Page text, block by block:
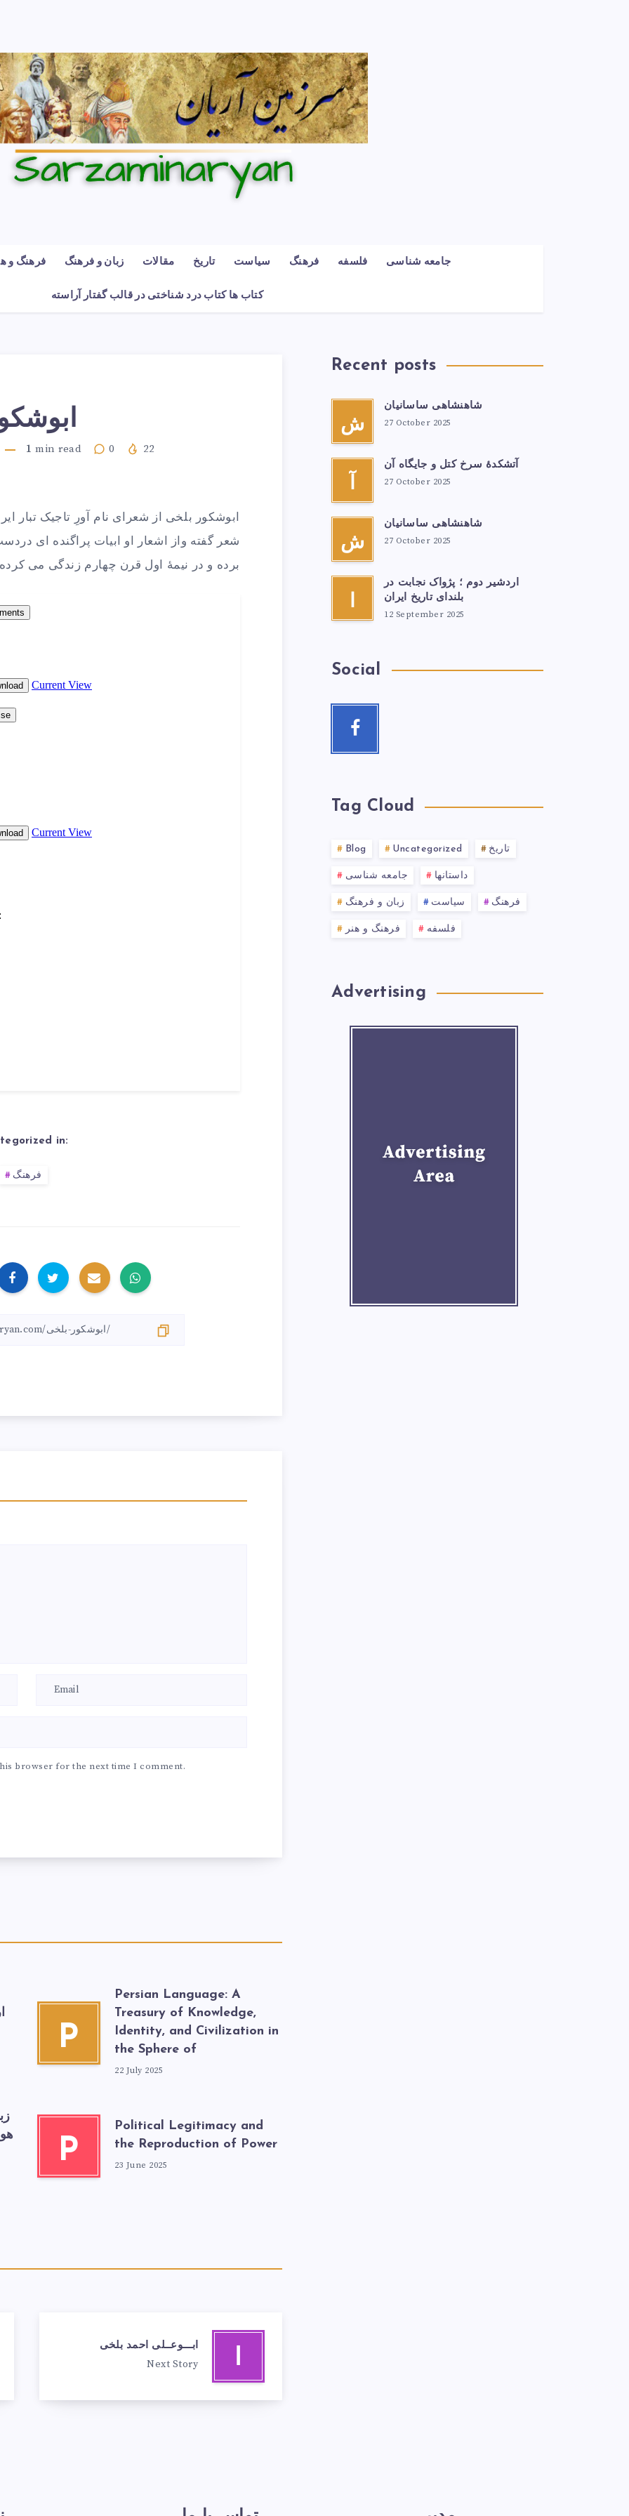
فرهنگ و زبان و فرهنگ مقالات تاریخ سیاست فرهنگ فلسفه جامعه شناسی
کتاب ها کتاب درد شناختی در قالب گفتار آراسته
1 min read 0 22
ابوشکور بلخی از شعرای نام ‌آورِ تاجیک تبار
شعر گفته واز اشعار او ابیات پراگنده ای
برده و در نیمۀ اول قرن چهارم زندگی می
in:
فرهنگ
browser for the next time I comment.
P
Persian Language: A
Treasury of Knowledge,
Identity, and Civilization in
the Sphere of
22 July 2025
P
Political Legitimacy and
the Reproduction of Power
23 June 2025
ا
ابـــوعــلی احمد بلخی
Next Story
Recent posts
ش
شاهنشاهی ساسانیان
27 October 2025
آ
آتشكدهٔ سرخ‌ کتل و جایگاه آن
27 October 2025
ش
شاهنشاهی ساسانیان
27 October 2025
ا
اردشیر دوم ؛ پژواک نجابت در
بلندای تاریخ ایران
12 September 2025
Social
Tag Cloud
Blog Uncategorized تاریخ
جامعه شناسی داستانها
زبان و فرهنگ سیاست فرهنگ
فرهنگ و هنر فلسفه
Advertising